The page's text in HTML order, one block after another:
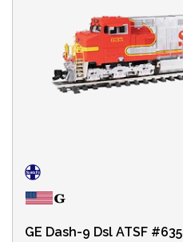
GE Dash-9 Dsl ATSF #635